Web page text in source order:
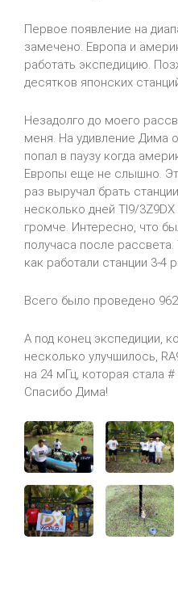
Первое появление на
замечено. Европа и
работать экспедицию.
десятков японских
Незадолго до моего
меня. На удивление Дима
попал в паузу когда
Европы еще не слышно.
раз выручал брать
несколько дней TI9/3Z9DX
громче. Интересно, что
получаса после рассвета.
как работали станции 3-4
Всего было проведено
А под конец экспедиции,
несколько улучшилось, RA
на 24 мГц, которая стала #
Спасибо Дима!